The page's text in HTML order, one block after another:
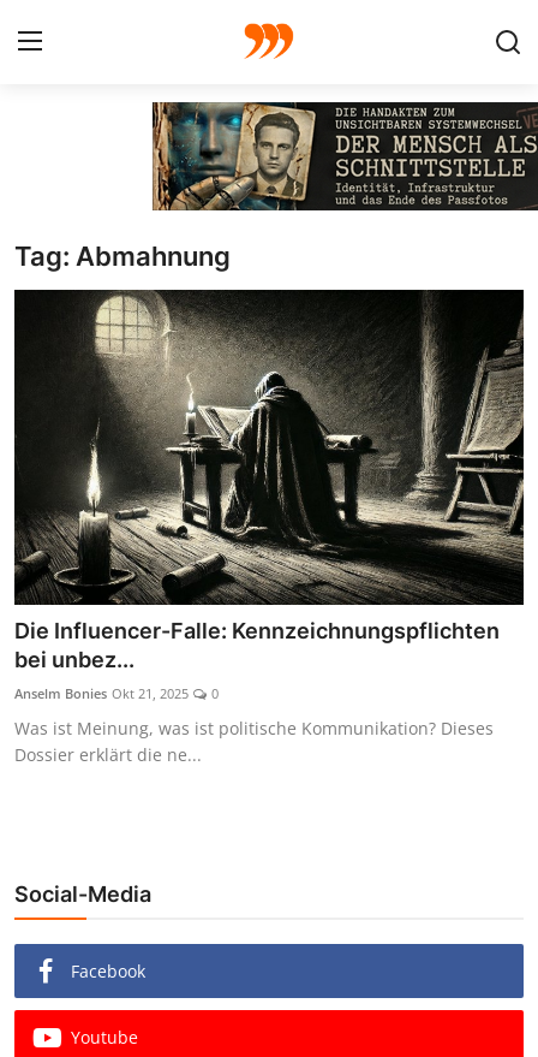
Galerie
GRAFIK
Redaktion
Beiträge
Vorproduktion
Tag: Abmahnung
Die Influencer-Falle: Kennzeichnungspflichten
bei unbez...
Anselm Bonies Okt 21, 2025 0
Was ist Meinung, was ist politische Kommunikation? Dieses
Dossier erklärt die ne...
Social-Media
Facebook
Youtube